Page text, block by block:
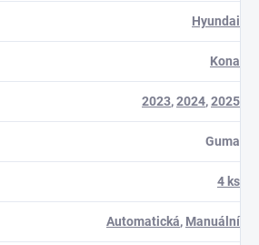
Hyundai
Kona
2023,2024,2025
Guma
4 ks
Automatická, Manuální